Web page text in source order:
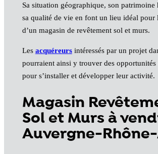
Sa situation géographique, son patrimoine
sa qualité de vie en font un lieu idéal pour
d’un magasin de revêtement sol et murs.
Les acquéreursintéressés par un projet
pourraient ainsi y trouver des opportunités
pour s’installer et développer leur activité.
Magasin
Sol et Murs à
Auvergne-